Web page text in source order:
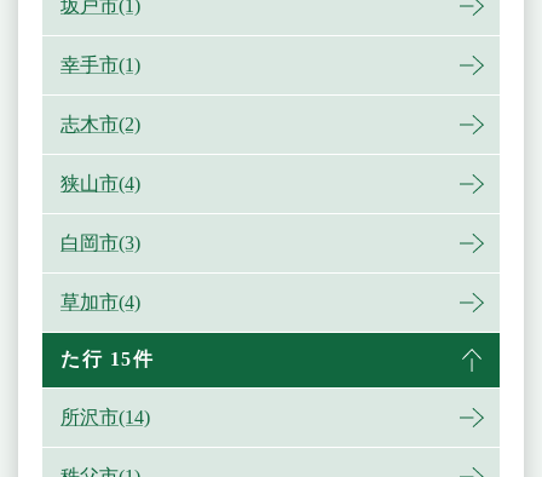
坂戸市(1)
幸手市(1)
志木市(2)
狭山市(4)
白岡市(3)
草加市(4)
た行 15件
所沢市(14)